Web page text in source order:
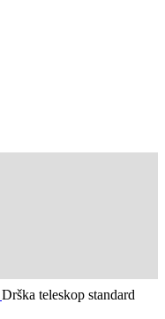
Drška teleskop standard